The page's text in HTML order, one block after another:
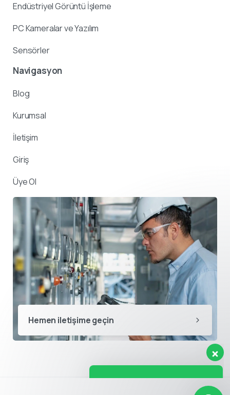
Endüstriyel Görüntü İşleme
PC Kameralar ve Yazılım
Sensörler
Navigasyon
Blog
Kurumsal
İletişim
Giriş
Üye Ol
Hemen iletişime geçin
Destek ekibimiz sorularınızı
yanıtlamak için burada.
👋 Merhaba, size nasıl yardımcı
olabiliriz?